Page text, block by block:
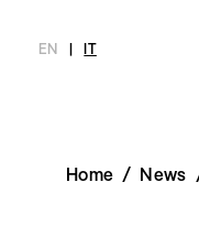
EN | IT
Home / News